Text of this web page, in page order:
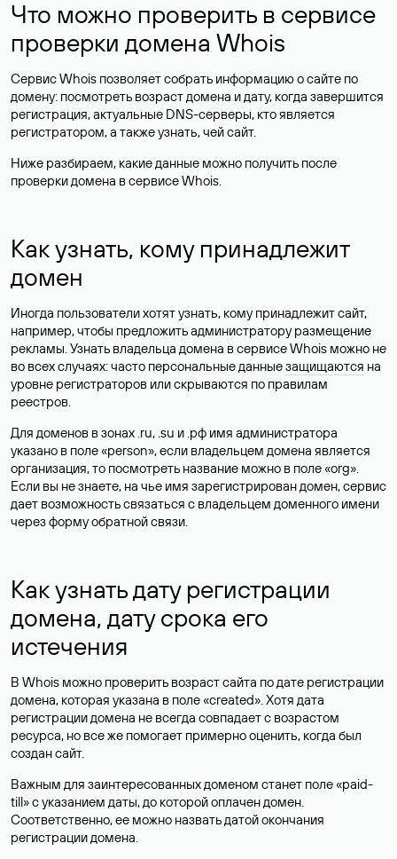
Что можно проверить в сервисе
проверки домена Whois
Сервис Whois позволяет собрать информацию о сайте по
домену: посмотреть возраст домена и дату, когда завершится
регистрация, актуальные DNS-серверы, кто является
регистратором, а также узнать, чей сайт.
Ниже разбираем, какие данные можно получить после
проверки домена в сервисе Whois.
Как узнать, кому принадлежит
домен
Иногда пользователи хотят узнать, кому принадлежит сайт,
например, чтобы предложить администратору размещение
рекламы. Узнать владельца домена в сервисе Whois можно не
во всех случаях: часто персональные данныезащищаются на
уровне регистраторов или скрываются по правилам
реестров.
Для доменов в зонах .ru, .su и .рф имя администратора
указано в поле «person», если владельцем домена является
организация, то посмотреть название можно в поле «org».
Если вы не знаете, на чье имя зарегистрирован домен, сервис
дает возможность связаться с владельцем доменного имени
через форму обратной связи.
Как узнать дату регистрации
домена, дату срока его
истечения
В Whois можно проверить возраст сайта по дате регистрации
домена, которая указана в поле «created». Хотя дата
регистрации домена не всегда совпадает с возрастом
ресурса, но все же помогает примерно оценить, когда был
создан сайт.
Важным для заинтересованных доменом станет поле «paid-
till» с указанием даты, до которой оплачен домен.
Соответственно, ее можно назвать датой окончания
регистрации домена.